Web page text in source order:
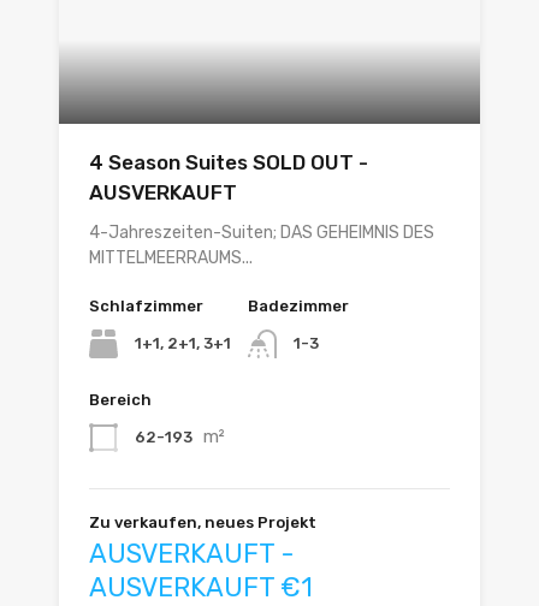
4 Season Suites SOLD OUT -
AUSVERKAUFT
4-Jahreszeiten-Suiten; DAS GEHEIMNIS DES
MITTELMEERRAUMS...
Schlafzimmer
1+1, 2+1, 3+1
Badezimmer
1-3
Bereich
62-193 m²
Zu verkaufen, neues Projekt
AUSVERKAUFT -
AUSVERKAUFT €1